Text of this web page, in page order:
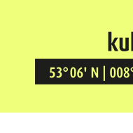
Kultur Vor
BREMEN